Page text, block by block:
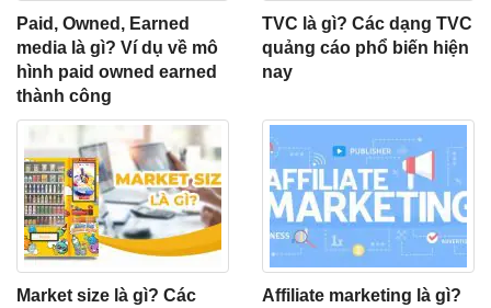
Paid, Owned, Earned
media là gì? Ví dụ về mô
hình paid owned earned
thành công
TVC là gì? Các dạng TVC
quảng cáo phổ biến hiện
nay
Market size là gì? Các
Affiliate marketing là gì?